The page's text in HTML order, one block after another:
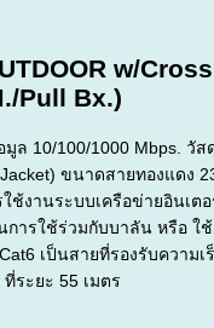
w/Cross
Pull Bx.)
ล 10/100/1000 Mbps. วัส
ขนาดสายทองแดง
ช้งานระบบเครือข่ายอินเตอ
การใช้ร่วมกับบาลัน หรือ ใ
เป็นสายที่รองรับความเ
ระยะ 55 เมตร